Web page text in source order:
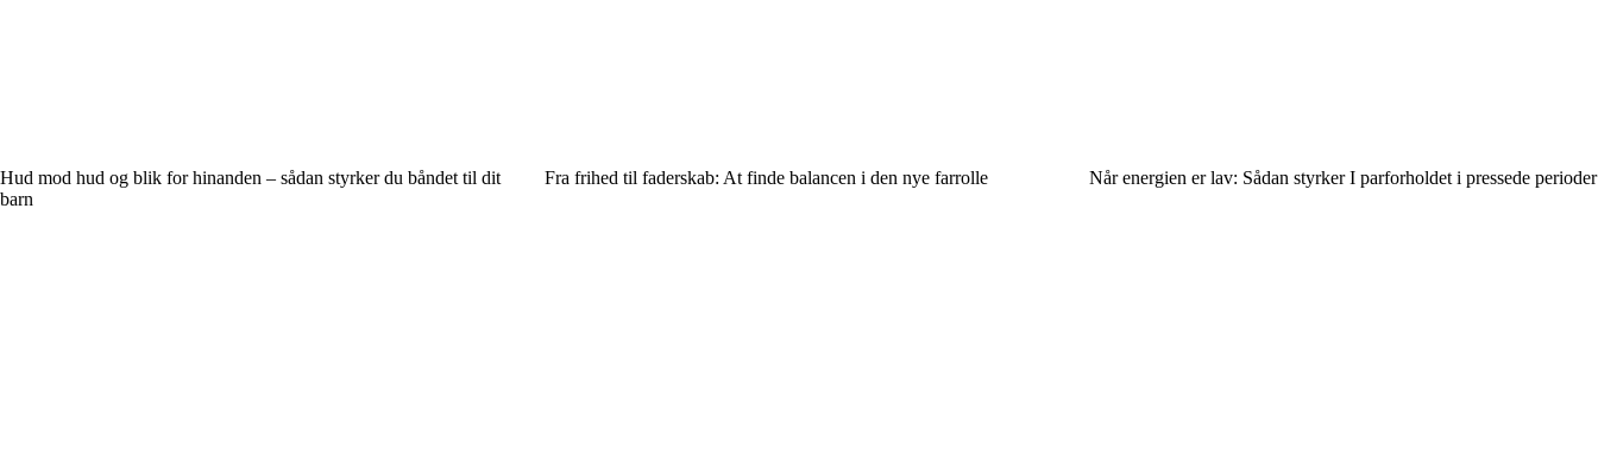
Hud mod hud og blik for hinanden – sådan styrker du båndet til dit
barn
Fra frihed til faderskab: At finde balancen i den nye farrolle Når energien er lav: Sådan styrker I parforholdet i pressede perioder